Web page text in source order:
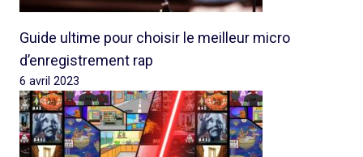
Guide ultime pour choisir le meilleur micro
d’enregistrement rap
6 avril 2023